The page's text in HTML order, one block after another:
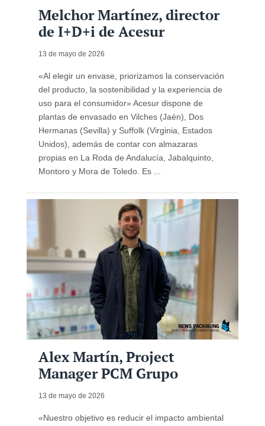
Melchor Martínez, director
de I+D+i de Acesur
13 de mayo de 2026
«Al elegir un envase, priorizamos la conservación
del producto, la sostenibilidad y la experiencia de
uso para el consumidor» Acesur dispone de
plantas de envasado en Vilches (Jaén), Dos
Hermanas (Sevilla) y Suffolk (Virginia, Estados
Unidos), además de contar con almazaras
propias en La Roda de Andalucía, Jabalquinto,
Montoro y Mora de Toledo. Es ...
Alex Martín, Project
Manager PCM Grupo
13 de mayo de 2026
«Nuestro objetivo es reducir el impacto ambiental